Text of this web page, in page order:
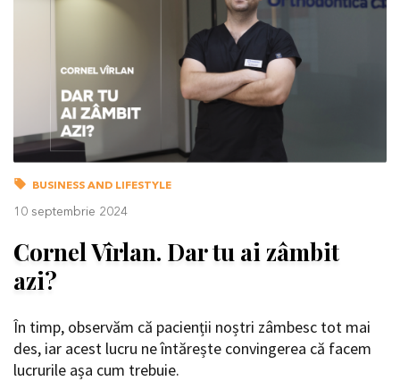
BUSINESS AND LIFESTYLE
10 septembrie 2024
Cornel Vîrlan. Dar tu ai zâmbit
azi?
În timp, observăm că pacienții noștri zâmbesc tot mai
des, iar acest lucru ne întărește convingerea că facem
lucrurile așa cum trebuie.